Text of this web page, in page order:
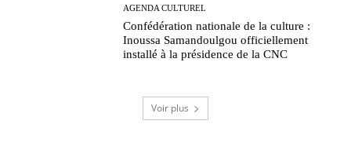
AGENDA CULTUREL
Confédération nationale de la culture :
Inoussa Samandoulgou officiellement
installé à la présidence de la CNC
Voir plus